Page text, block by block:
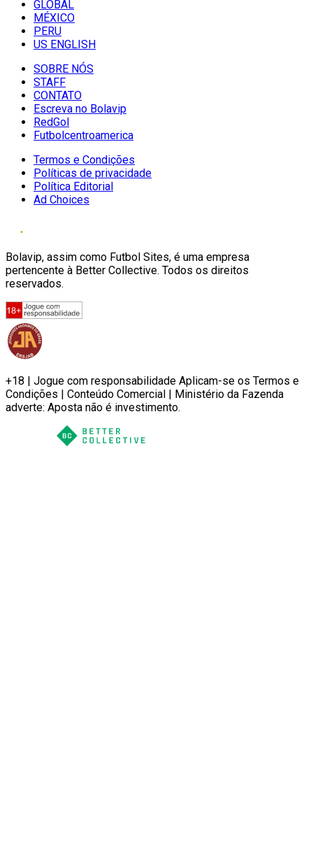
GLOBAL
MÉXICO
PERU
US ENGLISH
SOBRE NÓS
STAFF
CONTATO
Escreva no Bolavip
RedGol
Futbolcentroamerica
Termos e Condições
Políticas de privacidade
Política Editorial
Ad Choices
Bolavip, assim como Futbol Sites, é uma empresa
pertencente à Better Collective. Todos os direitos
reservados.
+18 | Jogue com responsabilidade Aplicam-se os Termos e
Condições | Conteúdo Comercial | Ministério da Fazenda
adverte: Aposta não é investimento.